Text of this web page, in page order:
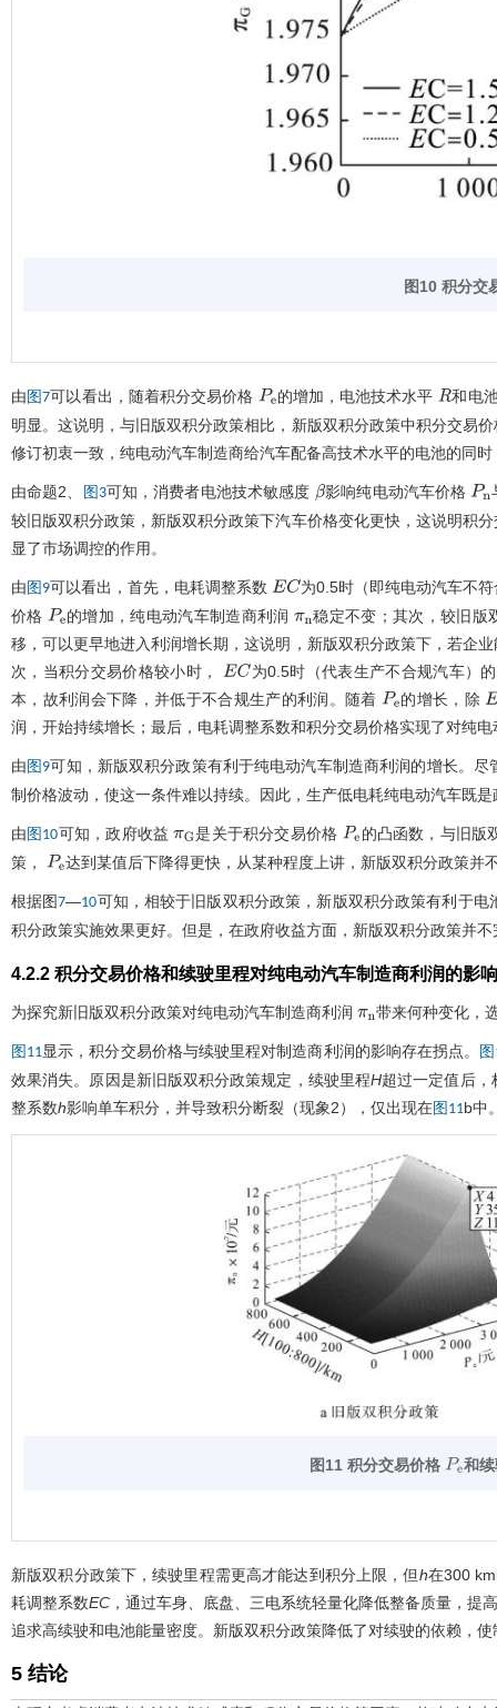
图10 积分交
由 图7可以看出，随着积分交易价格 Pe的增加，电池技术水平 R和电
明显。这说明，与旧版双积分政策相比，新版双积分政策中积分交易
修订初衷一致，纯电动汽车制造商给汽车配备高技术水平的电池的同
由命题2、 图3可知，消费者电池技术敏感度 β影响纯电动汽车价格 Pn
较旧版双积分政策，新版双积分政策下汽车价格变化更快，这说明积
显了市场调控的作用。
由 图9可以看出，首先，电耗调整系数 EC 为0.5时（即纯电动汽车不
价格 Pe的增加，纯电动汽车制造商利润 πn稳定不变；其次，较旧版
移，可以更早地进入利润增长期，这说明，新版双积分政策下，若企
次，当积分交易价格较小时，
EC 为0.5时（代表生产不合规汽车）
本，故利润会下降，并低于不合规生产的利润。随着 Pe的增长，除 E
润，开始持续增长；最后，电耗调整系数和积分交易价格实现了对纯
由 图9可知，新版双积分政策有利于纯电动汽车制造商利润的增长。
制价格波动，使这一条件难以持续。因此，生产低电耗纯电动汽车既
由 图10可知，政府收益 πG是关于积分交易价格 Pe的凸函数，与旧版
策，
Pe达到某值后下降得更快，从某种程度上讲，新版双积分政策
根据图7—10可知，相较于旧版双积分政策，新版双积分政策有利于
积分政策实施效果更好。但是，在政府收益方面，新版双积分政策并
4.2.2 积分交易价格和续驶里程对纯电动汽车制造商利润的影响
为探究新旧版双积分政策对纯电动汽车制造商利润 πn带来何种变化，
图11显示，积分交易价格与续驶里程对制造商利润的影响存在拐点。
效果消失。原因是新旧版双积分政策规定，续驶里程H超过一定值后
整系数h影响单车积分，并导致积分断裂（现象2），仅出现在图11b中
图11 积分交易价格 Pe和
新版双积分政策下，续驶里程需更高才能达到积分上限，但h在300
耗调整系数EC ，通过车身、底盘、三电系统轻量化降低整备质量，
追求高续驶和电池能量密度。新版双积分政策降低了对续驶的依赖，
5 结论